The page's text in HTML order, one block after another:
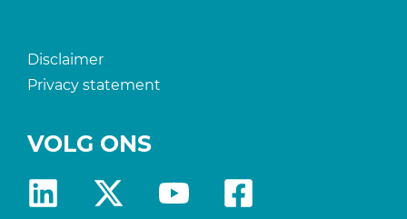
Disclaimer
Privacy statement
VOLG ONS